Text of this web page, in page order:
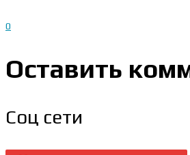
0
Оставить
Соц сети